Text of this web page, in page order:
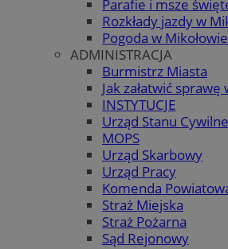
Parafie i msze
Rozkłady jazdy w
Pogoda w Mikołowie
ADMINISTRACJA
Burmistrz Miasta
Jak załatwić
INSTYTUCJE
Urząd Stanu
MOPS
Urząd Skarbowy
Urząd Pracy
Komenda
Straż Miejska
Straż Pożarna
Sąd Rejonowy